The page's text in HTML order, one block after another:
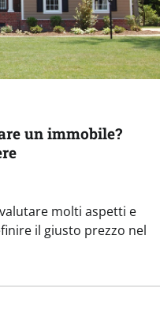
un immobile?
molti aspetti e
il giusto prezzo nel